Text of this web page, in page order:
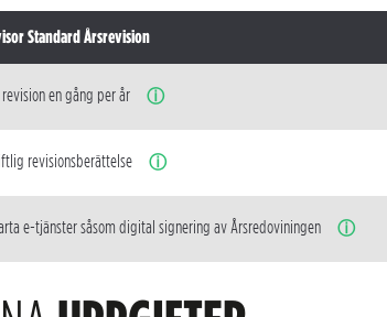
Standard Årsrevision
revision en gång per år ⓘ
revisionsberättelse ⓘ
e-tjänster såsom digital signering av Årsredoviningen ⓘ